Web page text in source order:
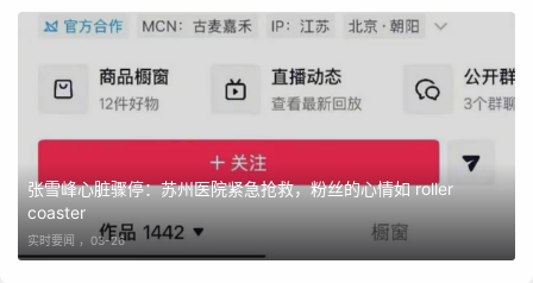
张雪峰心脏骤停：苏州医院紧急抢救，粉丝的心情如 roller
coaster
实时要闻 ， 03-26